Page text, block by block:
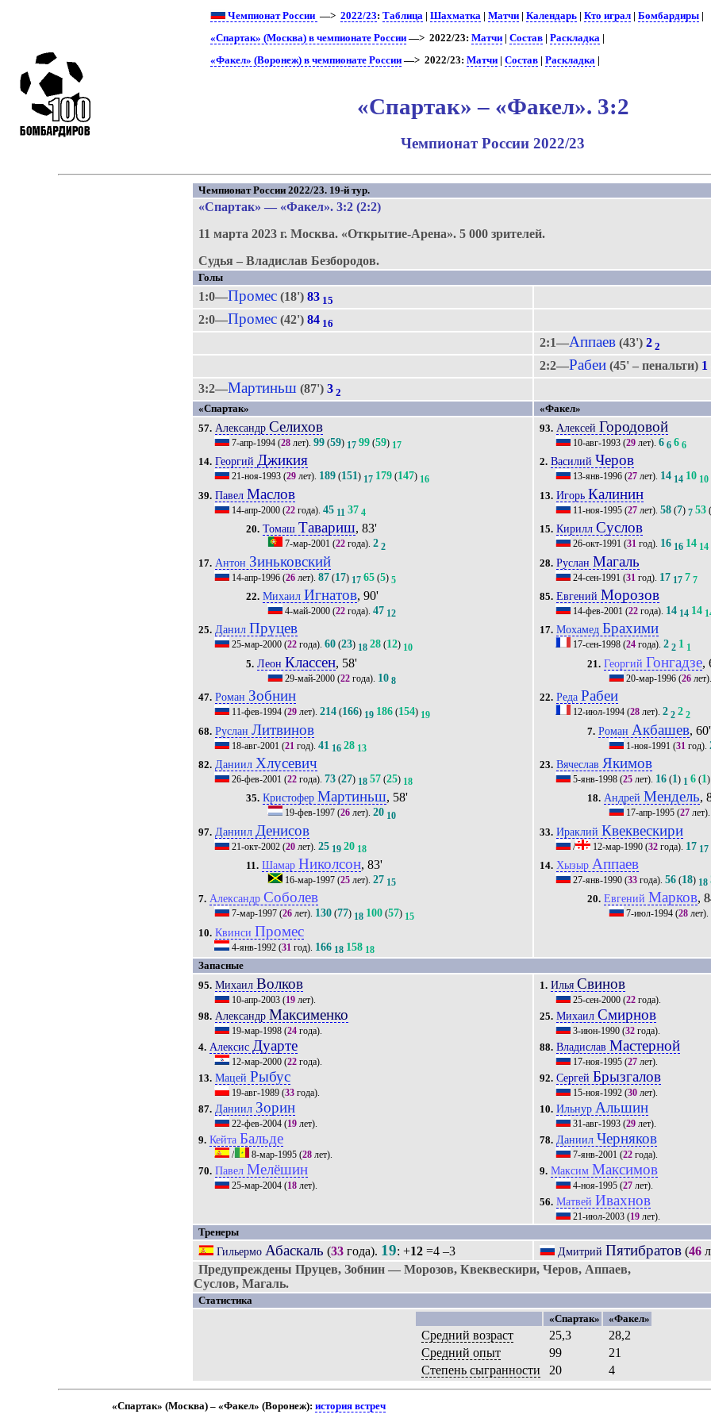
Чемпионат России —>2022/23:Таблица |Шахматка |Матчи |Календарь |Кто играл |Бомбардиры
«Спартак» (Москва) в чемпионате России —> 2022/23:Матчи |Состав |Раскладка |
«Факел» (Воронеж) в чемпионате России —> 2022/23:Матчи |Состав |Раскладка |
«Спартак» – «Факел». 3:2
Чемпионат России 2022/23
Чемпионат России 2022/23. 19-й тур.
«Спартак» — «Факел». 3:2 (2:2)
11 марта 2023 г.Москва. «Открытие-Арена».5 000 зрителей.
Судья – Владислав Безбородов.
Голы
1:0—Промес (18')83 15
2:0—Промес (42')84 16
2:1—Аппаев (43')2 2
2:2—Рабеи (45' – пенальти) 1
3:2—Мартиньш (87')3 2
«Спартак»
«Факел»
57. АлександрСелихов
7-апр-1994 (28 лет).99 (59) 17 99 (59) 17
14. ГеоргийДжикия
21-ноя-1993 (29 лет). 189 (151) 17 179 (147) 16
39. Павел Маслов
14-апр-2000 (22 года).45 11 37 4
20. ТомашТавариш, 83'
7-мар-2001 (22года). 2 2
17. Антон Зиньковский
14-апр-1996 (26 лет).87 (17) 17 65 (5) 5
22. Михаил Игнатов, 90'
4-май-2000(22года). 47 12
25. ДанилПруцев
25-мар-2000 (22 года).60 (23) 18 28 (12) 10
5. Леон Классен, 58'
29-май-2000(22года). 10 8
47. Роман Зобнин
11-фев-1994 (29 лет).214 (166) 19 186 (154) 19
68. РусланЛитвинов
18-авг-2001 (21 год).41 16 28 13
82. Даниил Хлусевич
26-фев-2001 (22 года).73 (27) 18 57 (25) 18
35. КристоферМартиньш, 58'
19-фев-1997(26лет). 20 10
97. Даниил Денисов
21-окт-2002 (20 лет).25 19 20 18
11. Шамар Николсон, 83'
16-мар-1997(25лет). 27 15
7. АлександрСоболев
7-мар-1997 (26 лет). 130 (77) 18 100 (57) 15
10. Квинси Промес
4-янв-1992 (31 год). 166 18 158 18
93. Алексей Городовой
10-авг-1993 (29 лет).6 6 6 6
2. Василий Черов
13-янв-1996 (27 лет). 14 14 10 10
13. Игорь Калинин
11-ноя-1995 (27 лет).58 (7) 7 53
15. КириллСуслов
26-окт-1991 (31 год). 16 16 14 14
28. Руслан Магаль
24-сен-1991 (31 год). 17 17 7 7
85. Евгений Морозов
14-фев-2001 (22 года). 14 14 14
17. МохамедБрахими
17-сен-1998 (24 года).2 2 1 1
21. Георгий Гонгадзе,
20-мар-1996(26лет).
22. Реда Рабеи
12-июл-1994 (28 лет).2 2 2 2
7. Роман Акбашев, 60'
1-ноя-1991 (31 год).
23. Вячеслав Якимов
5-янв-1998 (25 лет). 16 (1) 1 6 (1)
18. АндрейМендель,
17-апр-1995(27лет).
33. Ираклий Квеквескири
/ 12-мар-1990 (32 года). 17 17
14. Хызыр Аппаев
27-янв-1990 (33 года).56 (18) 18
20. ЕвгенийМарков,
7-июл-1994(28лет).
Запасные
95. Михаил Волков
10-апр-2003 (19 лет).
98. Александр Максименко
19-мар-1998 (24 года).
4. Алексис Дуарте
12-мар-2000 (22 года).
13. Мацей Рыбус
19-авг-1989 (33 года).
87. Даниил Зорин
22-фев-2004 (19 лет).
9. Кейта Бальде
/ 8-мар-1995 (28 лет).
70. Павел Мелёшин
25-мар-2004 (18 лет).
1. ИльяСвинов
25-сен-2000 (22 года).
25. МихаилСмирнов
3-июн-1990 (32 года).
88. Владислав Мастерной
17-ноя-1995 (27 лет).
92. Сергей Брызгалов
15-ноя-1992 (30 лет).
10. Ильнур Альшин
31-авг-1993 (29 лет).
78. Даниил Черняков
7-янв-2001 (22 года).
9. Максим Максимов
4-ноя-1995 (27 лет).
56. Матвей Ивахнов
21-июл-2003 (19 лет).
Тренеры
Гильермо Абаскаль (33 года). 19: +12 =4 –3 Дмитрий Пятибратов (46
Предупреждены Пруцев, Зобнин — Морозов, Квеквескири, Черов, Аппаев,
Суслов, Магаль.
Статистика
«Спартак»
«Факел»
Средний возраст 25,3
28,2
Средний опыт
99
21
Степень сыгранности
20 4
«Спартак» (Москва) – «Факел» (Воронеж): история встреч